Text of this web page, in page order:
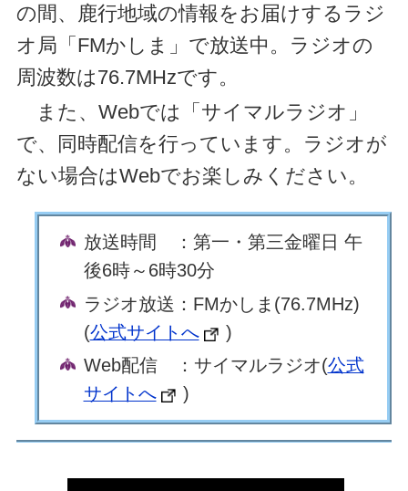
の間、鹿行地域の情報をお届けするラジ
オ局「FMかしま」で放送中。ラジオの
周波数は76.7MHzです。
また、Webでは「サイマルラジオ」
で、同時配信を行っています。ラジオが
ない場合はWebでお楽しみください。
放送時間 ：第一・第三金曜日 午
後6時～6時30分
ラジオ放送：FMかしま(76.7MHz)
(公式サイトへ
)
Web配信 ：サイマルラジオ(公式
サイトへ
)